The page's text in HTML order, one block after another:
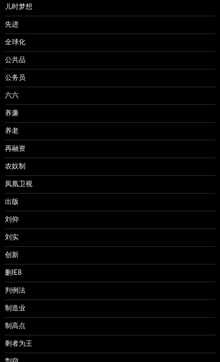
儿时梦想
先进
全球化
公共品
公务员
六六
养廉
养老
再融资
农奴制
凤凰卫视
出版
刘仰
刘实
创新
删IE8
判例法
制造业
制高点
剩者为王